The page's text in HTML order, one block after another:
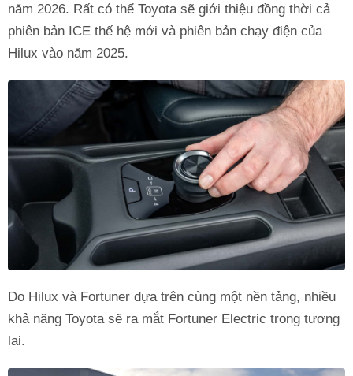
năm 2026. Rất có thể Toyota sẽ giới thiệu đồng thời cả
phiên bản ICE thế hệ mới và phiên bản chạy điện của
Hilux vào năm 2025.
Do Hilux và Fortuner dựa trên cùng một nền tảng, nhiều
khả năng Toyota sẽ ra mắt Fortuner Electric trong tương
lai.